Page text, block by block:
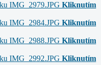
Kliknutím
Kliknutím
Kliknutím
Kliknutím